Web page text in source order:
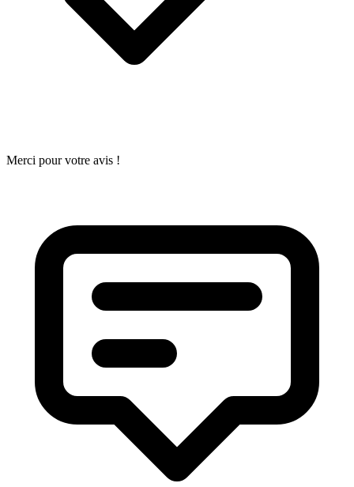
Merci pour votre avis !